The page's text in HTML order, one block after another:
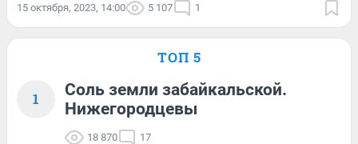
15 октября, 2023, 14:00 5 107 1
ТОП 5
1
Соль земли забайкальской.
Нижегородцевы
18 870 17